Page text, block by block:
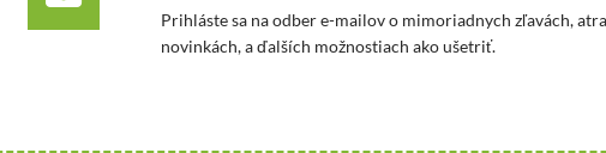
Prihláste sa na odber e-mailov o mimoriadnych zľavách,
novinkách, a ďalších možnostiach ako ušetriť.